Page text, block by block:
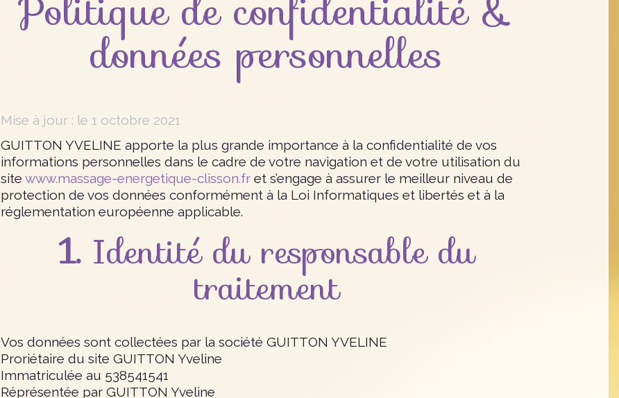
données personnelles
Mise à jour : le 1 octobre 2021
GUITTON YVELINE apporte la plus grande importance à la confidentialité de vos
informations personnelles dans le cadre de votre navigation et de votre utilisation du
sitewww.massage-energetique-clisson.fr et s’engage à assurer le meilleur niveau de
protection de vos données conformément à la Loi Informatiques et libertés et à la
réglementation européenne applicable.
1.Identité du responsable du
traitement
Vos données sont collectées par la société GUITTON YVELINE
Proriétaire du site GUITTON Yveline
Immatriculée au 538541541
Réprésentée par GUITTON Yveline